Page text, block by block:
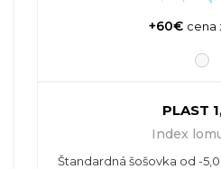
+60€ cena
PLAST
Index
Štandardná šošovka od -